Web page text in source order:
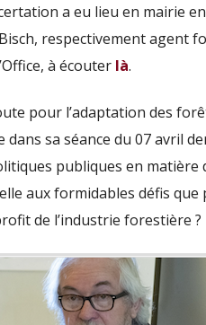
a eu lieu en mairie
respectivement agent
à écouter là.
pour l’adaptation des
sa séance du 07 avril
publiques en matière
aux formidables défis
de l’industrie forestière ?